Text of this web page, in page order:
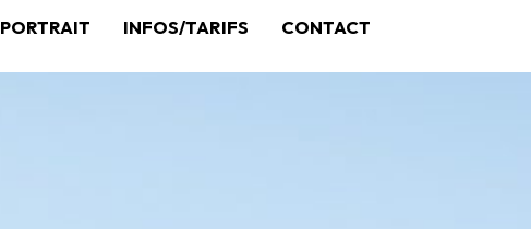
PORTRAIT INFOS/TARIFS CONTACT